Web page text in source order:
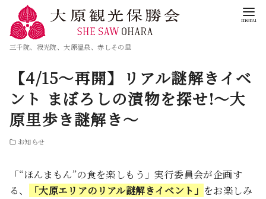
三千院、寂光院、大原温泉、赤しその里
【4/15〜再開】リアル謎解きイベ
ント まぼろしの漬物を探せ!～大
原里歩き謎解き～
お知らせ
「“ほんまもん”の食を楽しもう」実行委員会が企画す
る、
「大原エリアのリアル謎解きイベント」 をお楽しみ